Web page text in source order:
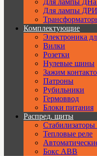
Для лампы
Для лампы ДРИ
Комплектующие
Электроника
Вилки
Розетки
Нулевые шины
Зажим
Патроны
Рубильники
Гермоввод
Блоки питания
Распред. щиты
Тепловые реле
Бокс ABB